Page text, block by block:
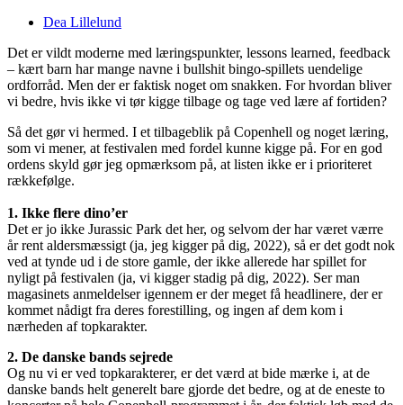
Dea Lillelund
Det er vildt moderne med læringspunkter, lessons learned, feedback
– kært barn har mange navne i bullshit bingo-spillets uendelige
ordforråd. Men der er faktisk noget om snakken. For hvordan bliver
vi bedre, hvis ikke vi tør kigge tilbage og tage ved lære af fortiden?
Så det gør vi hermed. I et tilbageblik på Copenhell og noget læring,
som vi mener, at festivalen med fordel kunne kigge på. For en god
ordens skyld gør jeg opmærksom på, at listen ikke er i prioriteret
rækkefølge.
1. Ikke flere dino’er
Det er jo ikke Jurassic Park det her, og selvom der har været værre
år rent aldersmæssigt (ja, jeg kigger på dig, 2022), så er det godt nok
ved at tynde ud i de store gamle, der ikke allerede har spillet for
nyligt på festivalen (ja, vi kigger stadig på dig, 2022). Ser man
magasinets anmeldelser igennem er der meget få headlinere, der er
kommet nådigt fra deres forestilling, og ingen af dem kom i
nærheden af topkarakter.
2. De danske bands sejrede
Og nu vi er ved topkarakterer, er det værd at bide mærke i, at de
danske bands helt generelt bare gjorde det bedre, og at de eneste to